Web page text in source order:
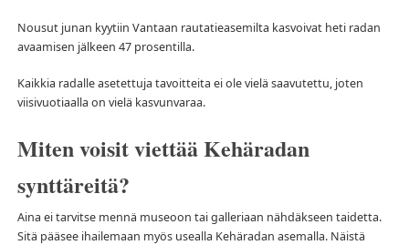
Nousut junan kyytiin Vantaan rautatieasemilta kasvoivat heti radan
avaamisen jälkeen 47 prosentilla.
Kaikkia radalle asetettuja tavoitteita ei ole vielä saavutettu, joten
viisivuotiaalla on vielä kasvunvaraa.
Miten voisit viettää Kehäradan
synttäreitä?
Aina ei tarvitse mennä museoon tai galleriaan nähdäkseen taidetta.
Sitä pääsee ihailemaan myös usealla Kehäradan asemalla. Näistä